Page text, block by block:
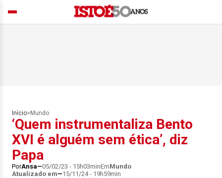
Início> Mundo
‘Quem instrumentaliza Bento
XVI é alguém sem ética’, diz
Papa
PorAnsa 05/02/23 - 15h03minEmMundo
Atualizado em
15/11/24 - 19h59min